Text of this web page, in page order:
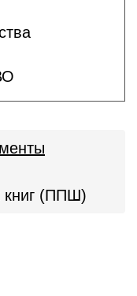
книг (ППШ)